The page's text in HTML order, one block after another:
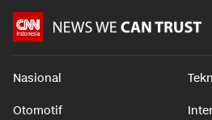
Nasional
Otomotif